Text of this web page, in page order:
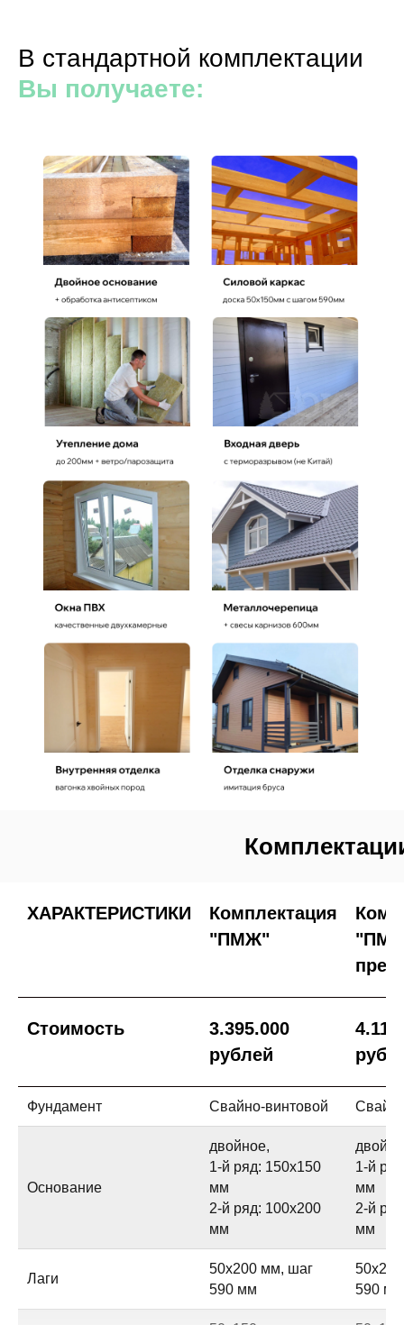
В стандартной комплектации
Вы получаете:
ХАРАКТЕРИСТИКИ
Комплектация
"ПМЖ"
Стоимость
3.395.000
рублей
Фундамент Свайно-винтовой
Основание
двойное,
1-й ряд: 150х150
мм
2-й ряд: 100х200
мм
1-й
мм
2-й
мм
Лаги
50х200 мм, шаг
590 мм
590 мм